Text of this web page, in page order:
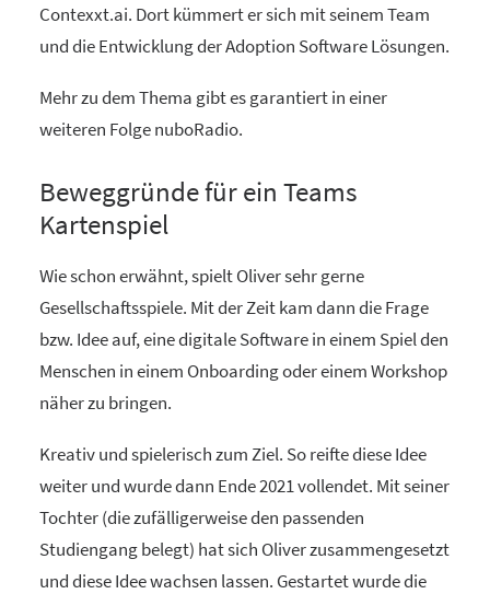
Contexxt.ai. Dort kümmert er sich mit seinem Team
und die Entwicklung der Adoption Software Lösungen.
Mehr zu dem Thema gibt es garantiert in einer
weiteren Folge nuboRadio.
Beweggründe für ein Teams
Kartenspiel
Wie schon erwähnt, spielt Oliver sehr gerne
Gesellschaftsspiele. Mit der Zeit kam dann die Frage
bzw. Idee auf, eine digitale Software in einem Spiel den
Menschen in einem Onboarding oder einem Workshop
näher zu bringen.
Kreativ und spielerisch zum Ziel. So reifte diese Idee
weiter und wurde dann Ende 2021 vollendet. Mit seiner
Tochter (die zufälligerweise den passenden
Studiengang belegt) hat sich Oliver zusammengesetzt
und diese Idee wachsen lassen. Gestartet wurde die